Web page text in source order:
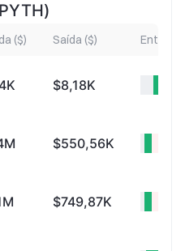
($) Saída ($) Entrada
$8,18K
$550,56K
$749,87K